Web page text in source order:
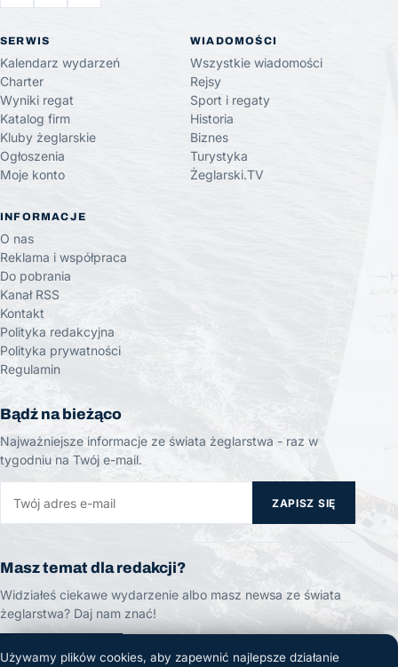
SERWIS
Kalendarz wydarzeń
Charter
Wyniki regat
Katalog firm
Kluby żeglarskie
Ogłoszenia
Moje konto
WIADOMOŚCI
Wszystkie wiadomości
Rejsy
Sport i regaty
Historia
Biznes
Turystyka
Żeglarski.TV
INFORMACJE
O nas
Reklama i współpraca
Do pobrania
Kanał RSS
Kontakt
Polityka redakcyjna
Polityka prywatności
Regulamin
Bądź na bieżąco
Najważniejsze informacje ze świata żeglarstwa - raz w
tygodniu na Twój e-mail.
ZAPISZ SIĘ
Masz temat dla redakcji?
Widziałeś ciekawe wydarzenie albo masz newsa ze świata
żeglarstwa? Daj nam znać!
ZGŁOŚ TEMAT
Używamy plików cookies, aby zapewnić najlepsze działanie